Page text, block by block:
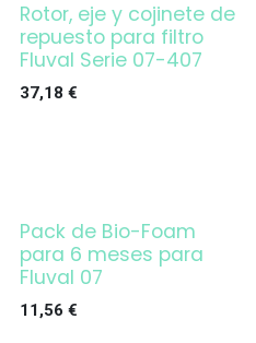
Rotor, eje y cojinete de
repuesto para filtro
Fluval Serie 07-407
37,18 €
Pack de Bio-Foam
para 6 meses para
Fluval 07
11,56 €